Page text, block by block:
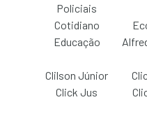
Policiais
Cotidiano
Educação
Clilson Júnior
Click Jus